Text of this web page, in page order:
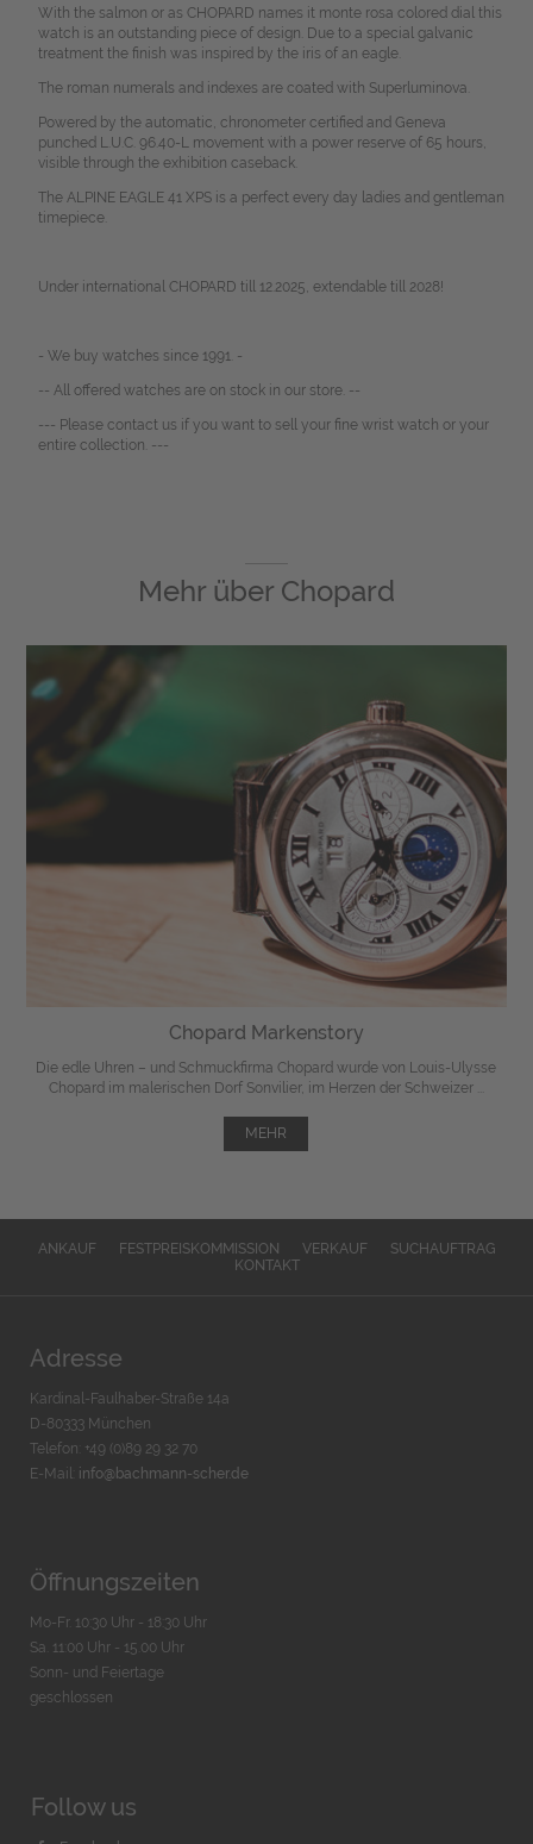
With the salmon or as CHOPARD names it monte rosa colored dial this
watch is an outstanding piece of design. Due to a special galvanic
treatment the finish was inspired by the iris of an eagle.
The roman numerals and indexes are coated with Superluminova.
Powered by the automatic, chronometer certified and Geneva
punched L.U.C. 96.40-L movement with a power reserve of 65 hours,
visible through the exhibition caseback.
The ALPINE EAGLE 41 XPS is a perfect every day ladies and gentleman
timepiece.
Under international CHOPARD till 12.2025, extendable till 2028!
- We buy watches since 1991. -
-- All offered watches are on stock in our store. --
--- Please contact us if you want to sell your fine wrist watch or your
entire collection. ---
Mehr über Chopard
Chopard Markenstory
Die edle Uhren – und Schmuckfirma Chopard wurde von Louis-Ulysse
Chopard im malerischen Dorf Sonvilier, im Herzen der Schweizer ...
MEHR
ANKAUF FESTPREISKOMMISSION VERKAUF
SUCHAUFTRAG
KONTAKT
Adresse
Kardinal-Faulhaber-Straße 14a
D-80333 München
Telefon: +49 (0)89 29 32 70
E-Mail: info@bachmann-scher.de
Öffnungszeiten
Mo-Fr. 10:30 Uhr - 18:30 Uhr
Sa. 11:00 Uhr - 15.00 Uhr
Sonn- und Feiertage
geschlossen
Follow us